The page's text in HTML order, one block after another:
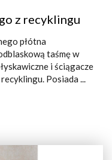
z recyklingu
płótna
taśmę w
i ściągacze
Posiada ...